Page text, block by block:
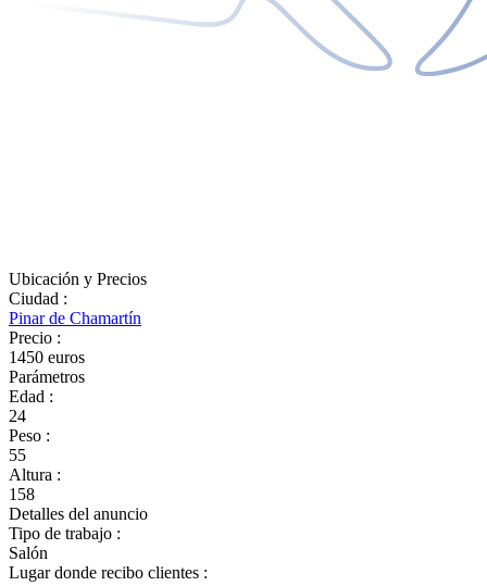
Ubicación y Precios
Ciudad :
Pinar de Chamartín
Precio :
1450 euros
Parámetros
Edad :
24
Peso :
55
Altura :
158
Detalles del anuncio
Tipo de trabajo :
Salón
Lugar donde recibo clientes :